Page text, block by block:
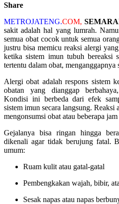
Share
METROJATENG.COM,
sakit adalah hal yang lumrah.
semua obat cocok untuk semua
justru bisa memicu reaksi alergi
ketika sistem imun tubuh bereaksi
tertentu dalam obat, menganggapnya
Alergi obat adalah respons sistem
obatan yang dianggap
Kondisi ini berbeda dari efek
sistem imun secara langsung. Reaksi
mengonsumsi obat atau beberapa
Gejalanya bisa ringan hingga
dikenali agar tidak berujung fatal.
umum:
Ruam kulit atau gatal-gatal
Pembengkakan wajah, bibir,
Sesak napas atau napas